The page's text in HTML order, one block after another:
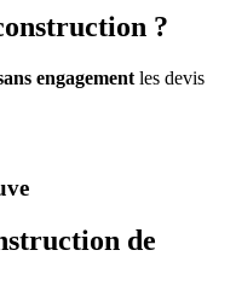
?
engagement les devis
de